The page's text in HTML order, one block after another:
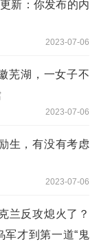
新：你发布的内
2023-07-06
芜湖，一女子不
2023-07-06
生，有没有考虑
2023-07-06
兰反攻熄火了？
军才到第一道“鬼